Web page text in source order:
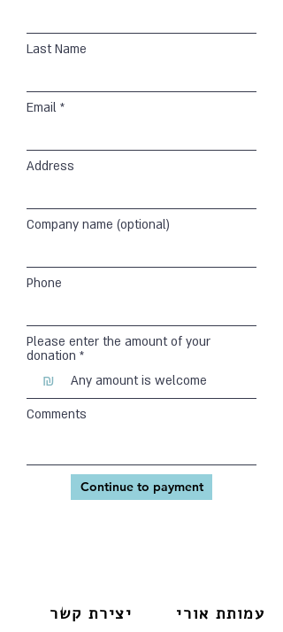
Last Name
Email
Address
Company name (optional)
Phone
Please enter the amount of your
donation
₪
Comments
Continue to payment
יצירת קשר עמותת אורי